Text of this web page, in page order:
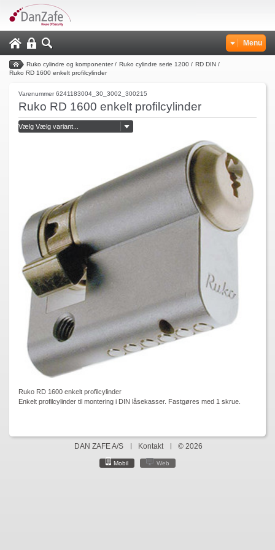
Menu
Ruko cylindre og komponenter/ Ruko cylindre serie 1200 / RD DIN /
Ruko RD 1600 enkelt profilcylinder
Varenummer 6241183004_30_3002_300215
Ruko RD 1600 enkelt profilcylinder
Ruko RD 1600 enkelt profilcylinder
Enkelt profilcylinder til montering i DIN låsekasser. Fastgøres med 1 skrue.
DAN ZAFE A/S Kontakt © 2026
Mobil Web